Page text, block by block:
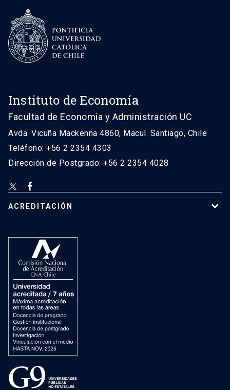
Instituto de Economía
Facultad de Economía y Administración UC
Avda. Vicuña Mackenna 4860, Macul. Santiago, Chile
Teléfono: +56 2 2354 4303
Dirección de Postgrado: +56 2 2354 4028
ACREDITACIÓN